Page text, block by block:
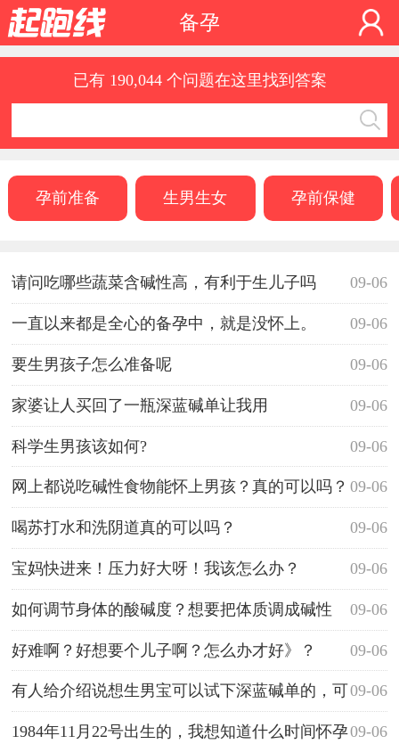
备孕
已有 190,044 个问题在这里找到答案
孕前准备 生男生女 孕前保健
09-06
请问吃哪些蔬菜含碱性高，有利于生儿子吗
09-06
一直以来都是全心的备孕中，就是没怀上。
09-06
要生男孩子怎么准备呢
09-06
家婆让人买回了一瓶深蓝碱单让我用
09-06
科学生男孩该如何?
09-06
网上都说吃碱性食物能怀上男孩？真的可以吗？
烦躁 09-06
喝苏打水和洗阴道真的可以吗？
09-06
宝妈快进来！压力好大呀！我该怎么办？
09-06
如何调节身体的酸碱度？想要把体质调成碱性
的！ 09-06
好难啊？好想要个儿子啊？怎么办才好》？
09-06
有人给介绍说想生男宝可以试下深蓝碱单的，可
信吗，可以尝试的不？ 09-06
1984年11月22号出生的，我想知道什么时间怀孕